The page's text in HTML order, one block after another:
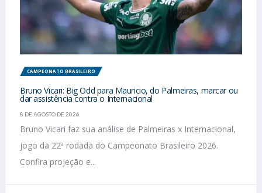
CAMPEONATO BRASILEIRO
Bruno Vicari: Big Odd para Mauricio, do Palmeiras, marcar ou
dar assistência contra o Internacional
8 DE AGOSTO DE 2026
Bruno Vicari faz sua análise de Palmeiras x Internacional,
jogo da 22ª rodada do Campeonato Brasileiro 2026.
Confira projeção e...